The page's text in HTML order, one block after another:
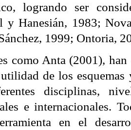
logrando ser
y Hanesián, 1983;
1999; Ontoria,
como Anta (2001),
de los esquemas
disciplinas,
e internacionales.
en el